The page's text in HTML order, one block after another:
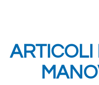
ARTICOLI